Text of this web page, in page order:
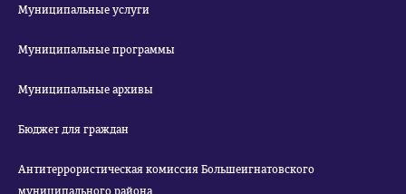
Муниципальные услуги
Муниципальные программы
Муниципальные архивы
Бюджет для граждан
Антитеррористическая комиссия Большеигнатовского
муниципального района